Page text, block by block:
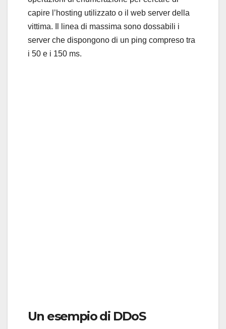
capire l’hosting utilizzato o il web server della
vittima. Il linea di massima sono dossabili i
server che dispongono di un ping compreso tra
i 50 e i 150 ms.
Un esempio di DDoS